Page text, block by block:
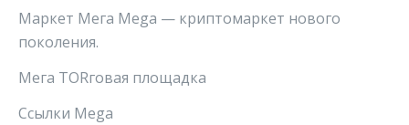
Маркет Мега Mega — криптомаркет нового
поколения.
Мега ТORговая площадка
Ссылки Mega